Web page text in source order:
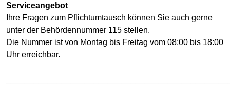
Serviceangebot
Ihre Fragen zum Pflichtumtausch können Sie auch gerne
unter der Behördennummer 115 stellen.
Die Nummer ist von Montag bis Freitag vom 08:00 bis 18:00
Uhr erreichbar.